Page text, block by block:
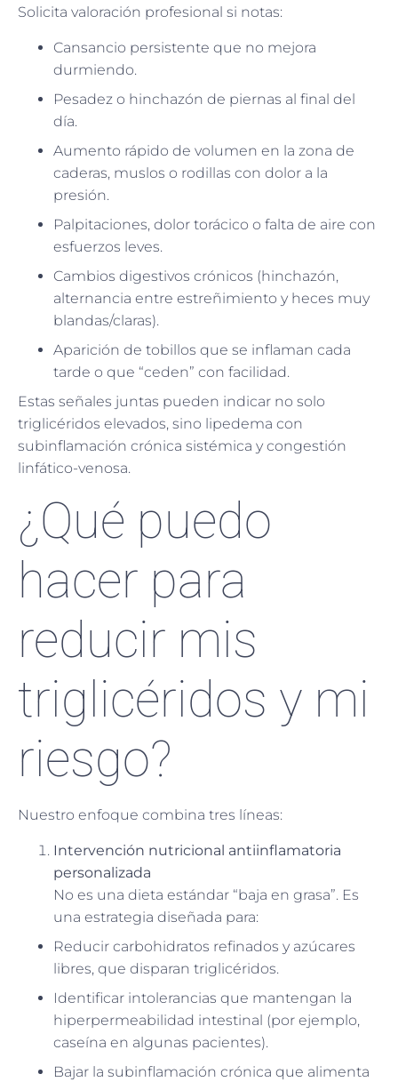
Solicita valoración profesional si notas:
Cansancio persistente que no mejora
durmiendo.
Pesadez o hinchazón de piernas al final del
día.
Aumento rápido de volumen en la zona de
caderas, muslos o rodillas con dolor a la
presión.
Palpitaciones, dolor torácico o falta de aire con
esfuerzos leves.
Cambios digestivos crónicos (hinchazón,
alternancia entre estreñimiento y heces muy
blandas/claras).
Aparición de tobillos que se inflaman cada
tarde o que “ceden” con facilidad.
Estas señales juntas pueden indicar no solo
triglicéridos elevados, sino lipedema con
subinflamación crónica sistémica y congestión
linfático-venosa.
¿Qué puedo
hacer para
reducir mis
triglicéridos y mi
riesgo?
Nuestro enfoque combina tres líneas:
Intervención nutricional antiinflamatoria
personalizada
No es una dieta estándar “baja en grasa”. Es
una estrategia diseñada para:
Reducir carbohidratos refinados y azúcares
libres, que disparan triglicéridos.
Identificar intolerancias que mantengan la
hiperpermeabilidad intestinal (por ejemplo,
caseína en algunas pacientes).
Bajar la subinflamación crónica que alimenta